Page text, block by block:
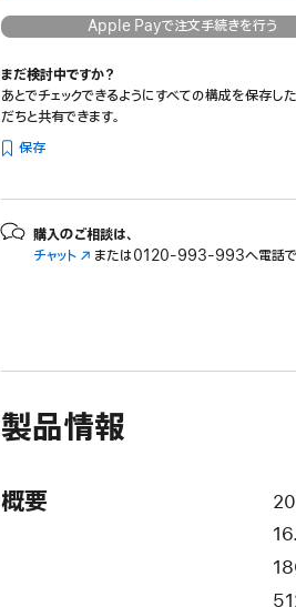
Apple Payで注文手続きを行う
まだ検討中ですか？
あとでチェックできるようにすべての構成を保存した
だちと共有できます。
保存
購入のご相談は、
チャット （新
開
き
または0120-993-993へ電話で
製品情報
概要